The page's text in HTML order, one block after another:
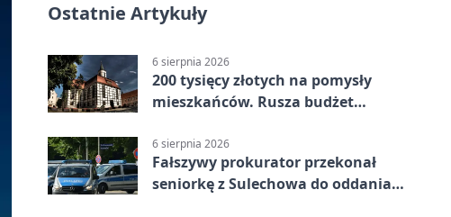
Ostatnie Artykuły
6 sierpnia 2026
200 tysięcy złotych na pomysły
mieszkańców. Rusza budżet
6 sierpnia 2026
Fałszywy prokurator przekonał
seniorkę z Sulechowa do oddania